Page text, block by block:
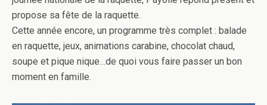
propose sa fête de la raquette.
Cette année encore, un programme très complet : balade
en raquette, jeux, animations carabine, chocolat chaud,
soupe et pique nique…de quoi vous faire passer un bon
moment en famille.